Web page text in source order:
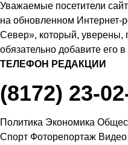
Уважаемые посетители
на обновленном Интернет-
Север», который, уверены,
обязательно добавите его в
ТЕЛЕФОН РЕДАКЦИИ
(8172) 23-
Политика Экономика
Спорт Фоторепортаж Видео